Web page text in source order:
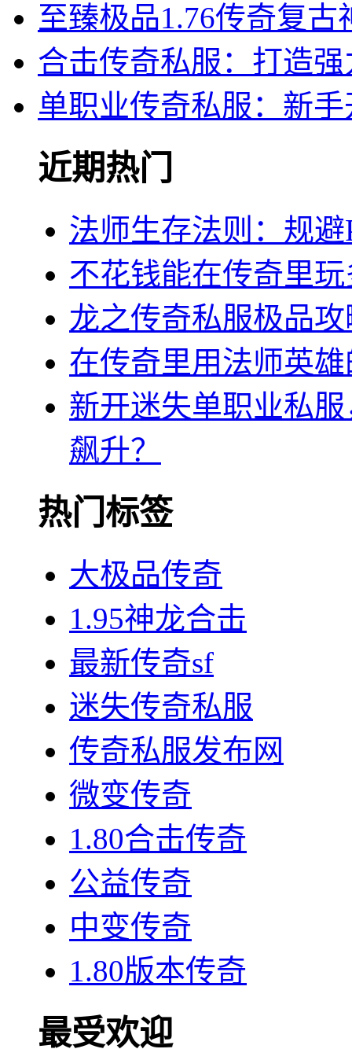
至臻极品1.76传奇复
合击传奇私服：打造
单职业传奇私服：新
近期热门
法师生存法则：规
不花钱能在传奇里
龙之传奇私服极品
在传奇里用法师英
新开迷失单职业私
飙升？
热门标签
大极品传奇
1.95神龙合击
最新传奇sf
迷失传奇私服
传奇私服发布网
微变传奇
1.80合击传奇
公益传奇
中变传奇
1.80版本传奇
最受欢迎